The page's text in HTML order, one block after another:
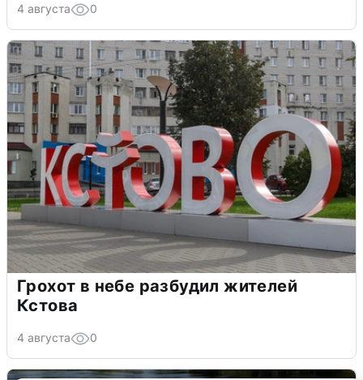
4 августа 0
Грохот в небе разбудил жителей
Кстова
4 августа 0